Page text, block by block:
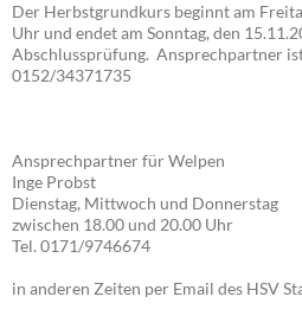
Der Herbstgrundkurs beginnt am
Uhr und endet am Sonntag, den
Abschlussprüfung. Ansprechpartner
0152/34371735
Ansprechpartner für Welpen
Inge Probst
Dienstag, Mittwoch und Donnerstag
zwischen 18.00 und 20.00 Uhr
Tel. 0171/9746674
in anderen Zeiten per Email des HSV